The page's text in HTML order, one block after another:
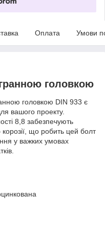
Оплата Умови
головкою
головкою DIN 933 є
вашого проекту.
8,8 забезпечують
корозії, що робить цей болт
у важких умовах